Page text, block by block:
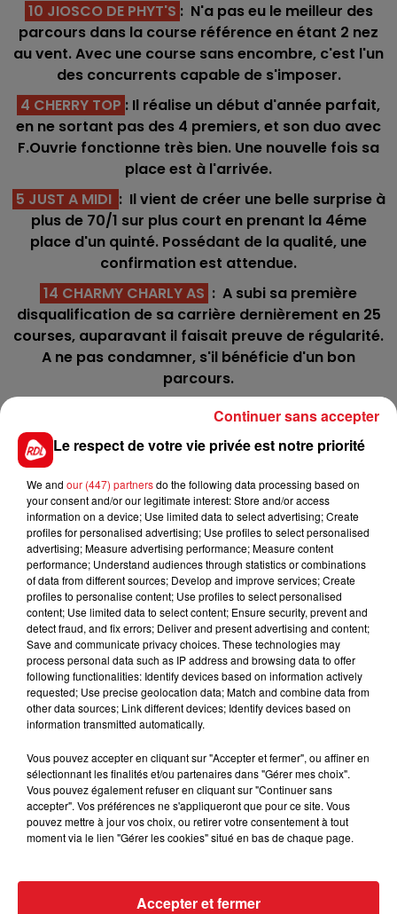
10 JIOSCO DE PHYT'S : N'a pas eu le meilleur des
parcours dans la course référence en étant 2 nez
au vent. Avec une course sans encombre, c'est l'un
des concurrents capable de s'imposer.
4 CHERRY TOP : Il réalise un début d'année parfait,
en ne sortant pas des 4 premiers, et son duo avec
F.Ouvrie fonctionne très bien. Une nouvelle fois sa
place est à l'arrivée.
5 JUST A MIDI : Il vient de créer une belle surprise à
plus de 70/1 sur plus court en prenant la 4éme
place d'un quinté. Possédant de la qualité, une
confirmation est attendue.
14 CHARMY CHARLY AS : A subi sa première
disqualification de sa carrière dernièrement en 25
courses, auparavant il faisait preuve de régularité.
A ne pas condamner, s'il bénéficie d'un bon
parcours.
: C'est le moins riche de ce quinté,
mais pas le moins doué, restant sur 3 succés sur ce
parcours. Dans ce lot, il visera un accessit.
********
En direct des pistes :
Magnifique reunion ce dimanche sur
l'hippodrome de Vincennes, avec pas moins
de 5 Groupe I, dans les deux disciplines.
Un beau spectacle, avec tous les champions
en piste, à ne pas louper
Le respect de votre vie privée est notre priorité
We and our (447) partnersdo the following data processing based on
your consent and/or our legitimate interest: Store and/or access
information on a device; Use limited data to select advertising; Create
profiles for personalised advertising; Use profiles to select personalised
advertising; Measure advertising performance; Measure content
performance; Understand audiences through statistics or combinations
of data from different sources; Develop and improve services; Create
profiles to personalise content; Use profiles to select personalised
content; Use limited data to select content; Ensure security, prevent and
detect fraud, and fix errors; Deliver and present advertising and content;
Save and communicate privacy choices. These technologies may
process personal data such as IP address and browsing data to offer
following functionalities: Identify devices based on information actively
requested; Use precise geolocation data; Match and combine data from
other data sources; Link different devices; Identify devices based on
information transmitted automatically.
Vous pouvez accepter en cliquant sur "Accepter et fermer", ou affiner en
sélectionnant les finalités et/ou partenaires dans "Gérer mes choix".
Vous pouvez également refuser en cliquant sur "Continuer sans
accepter". Vos préférences ne s'appliqueront que pour ce site. Vous
pouvez mettre à jour vos choix, ou retirer votre consentement à tout
moment via le lien "Gérer les cookies" situé en bas de chaque page.
Accepter et fermer
Continuer sans accepter